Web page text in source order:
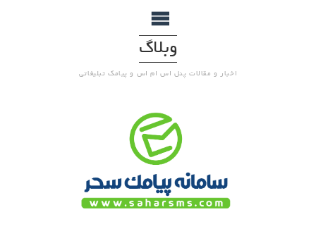
وبلاگ
اخبار و مقالات پنل اس ام اس و پیامک تبلیغاتی